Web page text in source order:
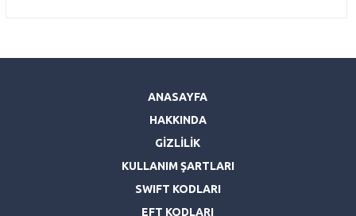
ANASAYFA
HAKKINDA
GİZLİLİK
KULLANIM ŞARTLARI
SWIFT KODLARI
EFT KODLARI